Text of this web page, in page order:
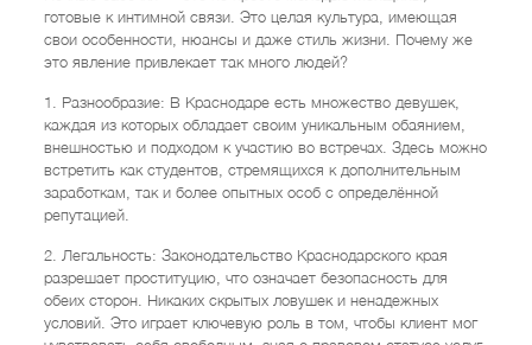
готовые к интимной связи. Это целая культура, имеющая
свои особенности, нюансы и даже стиль жизни. Почему же
это явление привлекает так много людей?
1. Разнообразие: В Краснодаре есть множество девушек,
каждая из которых обладает своим уникальным обаянием,
внешностью и подходом к участию во встречах. Здесь можно
встретить как студентов, стремящихся к дополнительным
заработкам, так и более опытных особ с определённой
репутацией.
2. Легальность: Законодательство Краснодарского края
разрешает проституцию, что означает безопасность для
обеих сторон. Никаких скрытых ловушек и ненадежных
условий. Это играет ключевую роль в том, чтобы клиент мог